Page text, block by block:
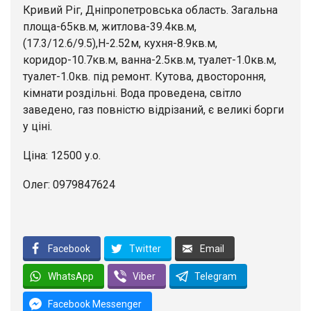
Кривий Ріг, Дніпропетровська область. Загальна
площа-65кв.м, житлова-39.4кв.м,
(17.3/12.6/9.5),Н-2.52м, кухня-8.9кв.м,
коридор-10.7кв.м, ванна-2.5кв.м, туалет-1.0кв.м,
туалет-1.0кв. під ремонт. Кутова, двостороння,
кімнати роздільні. Вода проведена, світло
заведено, газ повністю відрізаний, є великі борги
у ціні.
Ціна: 12500 у.о.
Олег: 0979847624
Facebook Twitter Email
WhatsApp Viber Telegram
Facebook Messenger